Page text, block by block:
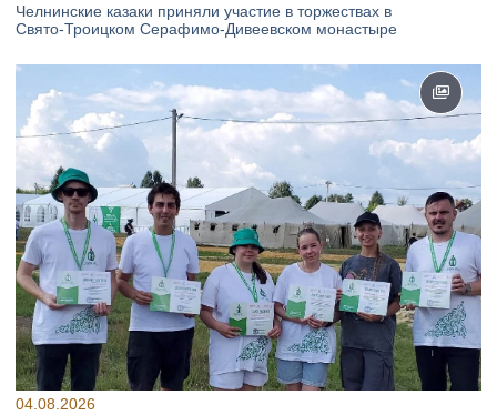
Челнинские казаки приняли участие в торжествах в
Свято‑Троицком Серафимо‑Дивеевском монастыре
04.08.2026